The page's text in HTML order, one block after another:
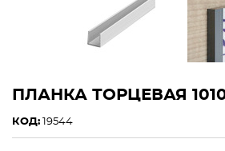
ПЛАНКА ТОРЦЕВАЯ
КОД: 19544